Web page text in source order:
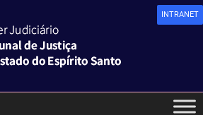
INTRANET